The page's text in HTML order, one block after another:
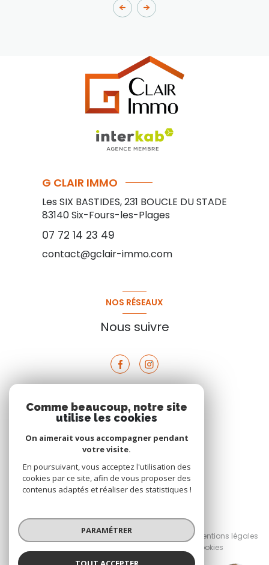
G CLAIR IMMO
Les SIX BASTIDES, 231 BOUCLE DU STADE
83140Six-Fours-les-Plages
07 72 14 23 49
contact@gclair-immo.com
NOS RÉSEAUX
Nous suivre
VOTRE ESPACE
Espace propriétaire
SE CONNECTER
© 2026 | Tous droits réservés
Nos honoraires
Nos partenaires
Mentions légales
Cookies
Comme beaucoup, notre site
utilise les cookies
On aimerait vous accompagner pendant
votre visite.
En poursuivant, vous acceptez l'utilisation des
cookies par ce site, afin de vous proposer des
contenus adaptés et réaliser des statistiques !
PARAMÉTRER